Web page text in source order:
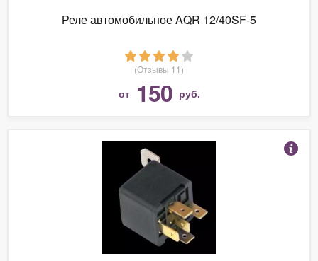
Реле автомобильное AQR 12/40SF-5
(Отзывы 11)
от 150 руб.